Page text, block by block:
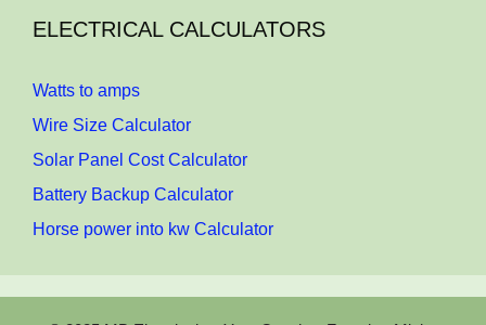
ELECTRICAL CALCULATORS
Watts to amps
Wire Size Calculator
Solar Panel Cost Calculator
Battery Backup Calculator
Horse power into kw Calculator